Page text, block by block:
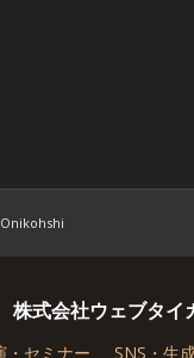
株式会社ウェブタイ
・セミナー SNS・生